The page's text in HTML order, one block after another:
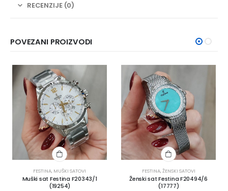
RECENZIJE (0)
POVEZANI PROIZVODI
ŽENSKI SATOVI
FESTINA, MUŠKI SATOVI
Muški sat Festina F20343/1
(19254)
FESTINA,ŽENSKI SATOVI
Ženski sat Festina F20494/6
(17777)